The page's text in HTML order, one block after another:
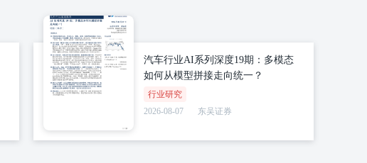
汽车行业AI系列深度19期：多模态
如何从模型拼接走向统一？
行业研究
2026-08-07
东吴证券